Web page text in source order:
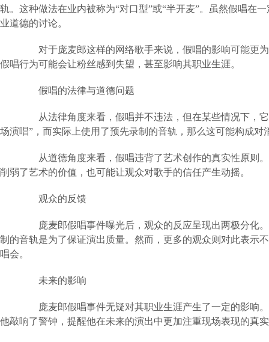
轨。这种做法在业内被称为“对口型”或“半开麦”。虽然假唱在
业道德的讨论。
对于庞麦郎这样的网络歌手来说，假唱的影响可能更为
假唱行为可能会让粉丝感到失望，甚至影响其职业生涯。
假唱的法律与道德问题
从法律角度来看，假唱并不违法，但在某些情况下，它
场演唱”，而实际上使用了预先录制的音轨，那么这可能构成对
从道德角度来看，假唱违背了艺术创作的真实性原则。
削弱了艺术的价值，也可能让观众对歌手的信任产生动摇。
观众的反馈
庞麦郎假唱事件曝光后，观众的反应呈现出两极分化。
制的音轨是为了保证演出质量。然而，更多的观众则对此表示
唱会。
未来的影响
庞麦郎假唱事件无疑对其职业生涯产生了一定的影响。
他敲响了警钟，提醒他在未来的演出中更加注重现场表现的真